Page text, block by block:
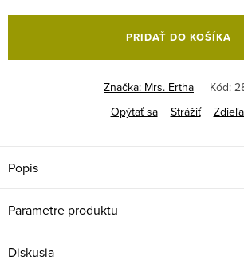
cena:
PRIDAŤ DO KOŠÍKA
Značka: Mrs. Ertha Kód:
Opýtať sa
Strážiť
Popis
Parametre produktu
Diskusia